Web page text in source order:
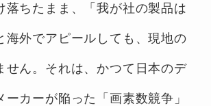
落ちたまま、「我が社の製品は
海外でアピールしても、現地の
せん。それは、かつて日本のデ
ーカーが陥った「画素数競争」